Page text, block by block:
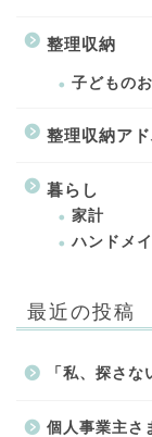
整理収納
子どもの
整理収納ア
暮らし
家計
ハンドメ
最近の投稿
「私、探さ
個人事業主さ